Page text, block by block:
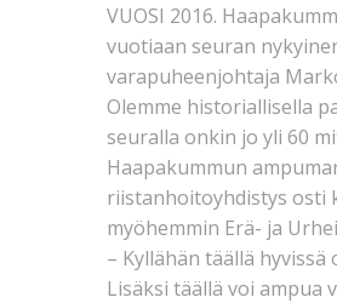
VUOSI 2016.
vuotiaan seuran
varapuheenjohtaja
Olemme historiallisella
seuralla onkin jo yli 60
Haapakummun
riistanhoitoyhdistys osti
myöhemmin Erä- ja
– Kyllähän täällä
Lisäksi täällä voi ampua